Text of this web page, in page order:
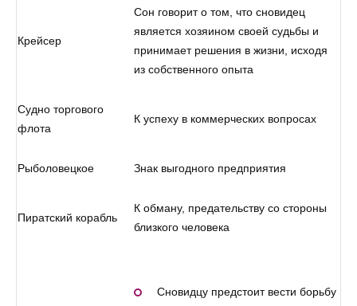
Крейсер
Сон говорит о том, что сновидец
является хозяином своей судьбы и
принимает решения в жизни, исходя
из собственного опыта
Судно торгового
флота
К успеху в коммерческих вопросах
Рыболовецкое Знак выгодного предприятия
Пиратский корабль
К обману, предательству со стороны
близкого человека
Сновидцу предстоит вести борьбу